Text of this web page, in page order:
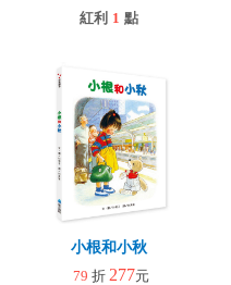
紅利 1 點
裝貼紙(任選一款)
小根和小秋
79 折 277元